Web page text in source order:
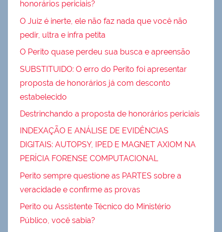
honorários periciais?
O Juiz é inerte, ele não faz nada que você não
pedir, ultra e infra petita
O Perito quase perdeu sua busca e apreensão
SUBSTITUIDO: O erro do Perito foi apresentar
proposta de honorários já com desconto
estabelecido
Destrinchando a proposta de honorários periciais
INDEXAÇÃO E ANÁLISE DE EVIDÊNCIAS
DIGITAIS: AUTOPSY, IPED E MAGNET AXIOM NA
PERÍCIA FORENSE COMPUTACIONAL
Perito sempre questione as PARTES sobre a
veracidade e confirme as provas
Perito ou Assistente Técnico do Ministério
Público, você sabia?